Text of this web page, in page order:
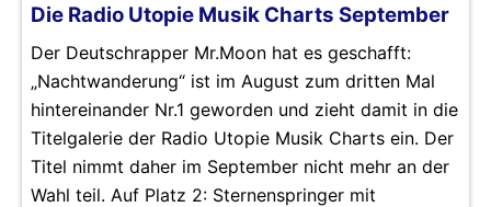
Die Radio Utopie Musik Charts September
Der Deutschrapper Mr.Moon hat es geschafft:
„Nachtwanderung“ ist im August zum dritten Mal
hintereinander Nr.1 geworden und zieht damit in die
Titelgalerie der Radio Utopie Musik Charts ein. Der
Titel nimmt daher im September nicht mehr an der
Wahl teil. Auf Platz 2: Sternenspringer mit